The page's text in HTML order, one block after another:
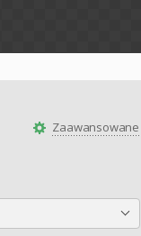
Zaawansowane